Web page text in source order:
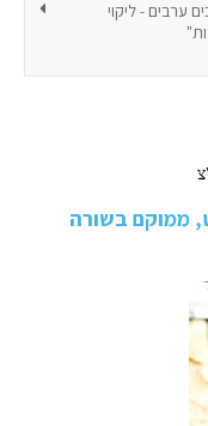
ערבים - ליקוי
ממוקם בשורה